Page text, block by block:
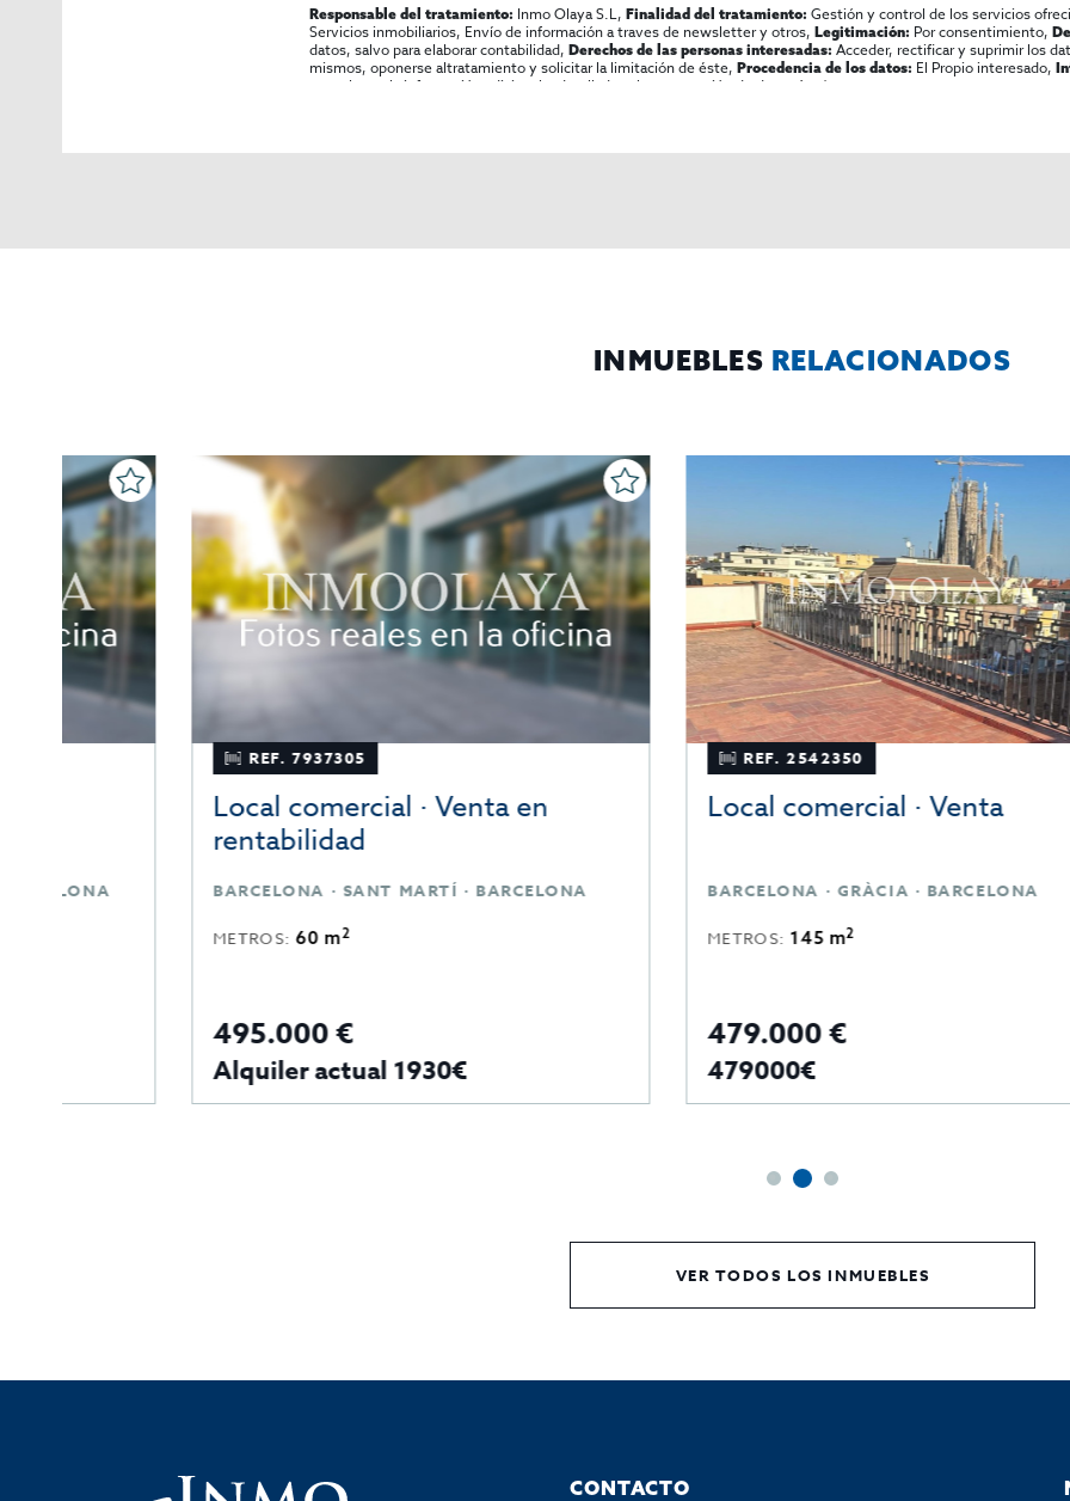
Responsable del tratamiento: Inmo Olaya S.L, Finalidad del tratamiento: Gestión y control de los servicios
Servicios inmobiliarios, Envío de información a traves de newsletter y otros, Legitimación: Por consentimiento,
datos, salvo para elaborar contabilidad, Derechos de las personas interesadas: Acceder, rectificar y suprimir los
mismos, oponerse altratamiento y solicitar la limitación de éste, Procedencia de los datos: El Propio interesado,
consultarse la información adicional y detallada sobre protección de datos
Aquí.
INMUEBLES RELACIONADOS
REF. 7937305
Local comercial · Venta en
rentabilidad
BARCELONA · SANT MARTÍ · BARCELONA
60 m2
495.000 €
Alquiler actual 1930€
REF. 2542350
Local comercial · Venta
BARCELONA · GRÀCIA · BARCELONA
145 m2
479.000 €
VER TODOS LOS INMUEBLES
CONTACTO